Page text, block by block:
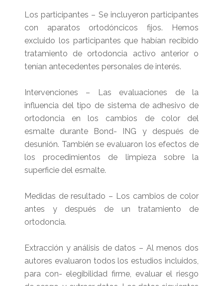
Los participantes – Se incluyeron participantes
con aparatos ortodóncicos fijos. Hemos
excluido los participantes que habían recibido
tratamiento de ortodoncia activo anterior o
tenían antecedentes personales de interés.
Intervenciones – Las evaluaciones de la
influencia del tipo de sistema de adhesivo de
ortodoncia en los cambios de color del
esmalte durante Bond- ING y después de
desunión. También se evaluaron los efectos de
los procedimientos de limpieza sobre la
superficie del esmalte.
Medidas de resultado – Los cambios de color
antes y después de un tratamiento de
ortodoncia.
Extracción y análisis de datos – Al menos dos
autores evaluaron todos los estudios incluidos,
para con- elegibilidad firme, evaluar el riesgo